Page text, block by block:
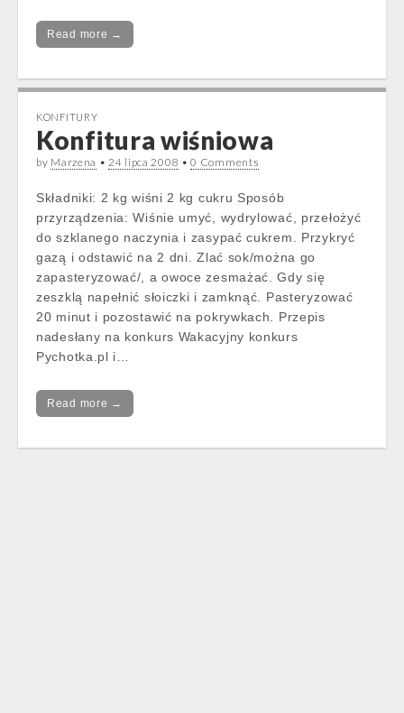
Read more →
KONFITURY
Konfitura wiśniowa
by Marzena •24 lipca 2008 •0 Comments
Składniki: 2 kg wiśni 2 kg cukru Sposób
przyrządzenia: Wiśnie umyć, wydrylować, przełożyć
do szklanego naczynia i zasypać cukrem. Przykryć
gazą i odstawić na 2 dni. Zlać sok/można go
zapasteryzować/, a owoce zesmażać. Gdy się
zeszklą napełnić słoiczki i zamknąć. Pasteryzować
20 minut i pozostawić na pokrywkach. Przepis
nadesłany na konkurs Wakacyjny konkurs
Pychotka.pl i…
Read more →